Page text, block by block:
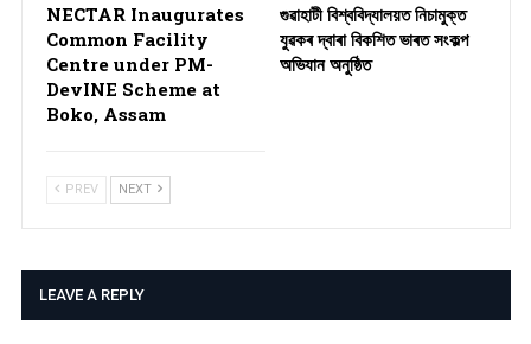
NECTAR Inaugurates
Common Facility
Centre under PM-
DevINE Scheme at
Boko, Assam
গুৱাহাটী বিশ্ববিদ্যালয়ত নিচামুক্ত
যুৱকৰ দ্বাৰা বিকশিত ভাৰত সংকল্প
অভিযান অনুষ্ঠিত
PREV NEXT
LEAVE A REPLY